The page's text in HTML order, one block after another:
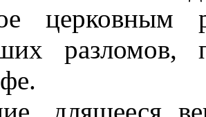
церковным
разломов,
длящееся